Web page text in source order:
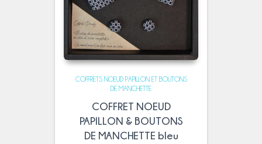
COFFRETS NOEUD PAPILLON ET BOUTONS
DE MANCHETTE
COFFRET NOEUD
PAPILLON & BOUTONS
DE MANCHETTE bleu